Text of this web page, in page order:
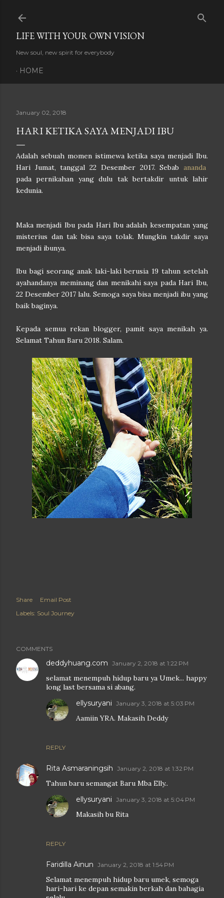
LIFE WITH YOUR OWN VISION
New soul, new spirit for everybody
HOME
January 02, 2018
HARI KETIKA SAYA MENJADI IBU
Adalah sebuah momen istimewa ketika saya menjadi Ibu.
Hari Jumat, tanggal 22 Desember 2017. Sebab ananda
pada pernikahan yang dulu tak bertakdir untuk lahir
kedunia.
Maka menjadi Ibu pada Hari Ibu adalah kesempatan yang
misterius dan tak bisa saya tolak. Mungkin takdir saya
menjadi ibunya.
Ibu bagi seorang anak laki-laki berusia 19 tahun setelah
ayahandanya meminang dan menikahi saya pada Hari Ibu,
22 Desember 2017 lalu. Semoga saya bisa menjadi ibu yang
baik baginya.
Kepada semua rekan blogger, pamit saya menikah ya.
Selamat Tahun Baru 2018. Salam.
Share
Email Post
Labels: Soul Journey
COMMENTS
deddyhuang.com January 2, 2018 at 1:22 PM
selamat menempuh hidup baru ya Umek... happy
long last bersama si abang.
REPLY
ellysuryani January 3, 2018 at 5:03 PM
Aamiin YRA. Makasih Deddy
Rita Asmaraningsih January 2, 2018 at 1:32 PM
Tahun baru semangat Baru Mba Elly..
REPLY
ellysuryani January 3, 2018 at 5:04 PM
Makasih bu Rita
Faridilla Ainun January 2, 2018 at 1:54 PM
Selamat menempuh hidup baru umek, semoga
hari-hari ke depan semakin berkah dan bahagia